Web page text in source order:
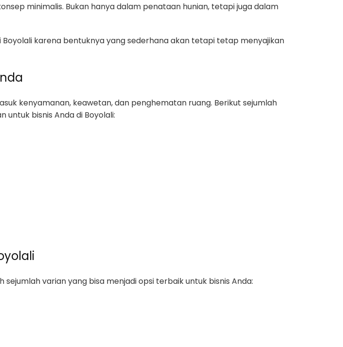
minimalis. Bukan hanya dalam penataan hunian, tetapi juga dalam
karena bentuknya yang sederhana akan tetapi tetap menyajikan
kenyamanan, keawetan, dan penghematan ruang. Berikut sejumlah
bisnis Anda di Boyolali:
varian yang bisa menjadi opsi terbaik untuk bisnis Anda: